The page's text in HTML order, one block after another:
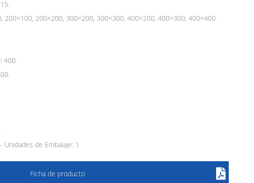
200×100, 200×200, 300×200, 300×300, 400×200, 400×300, 400×400.
400.
de Embalaje: 1
Ficha de producto